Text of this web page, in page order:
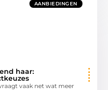
AANBIEDINGEN
haar:
vaak net wat meer